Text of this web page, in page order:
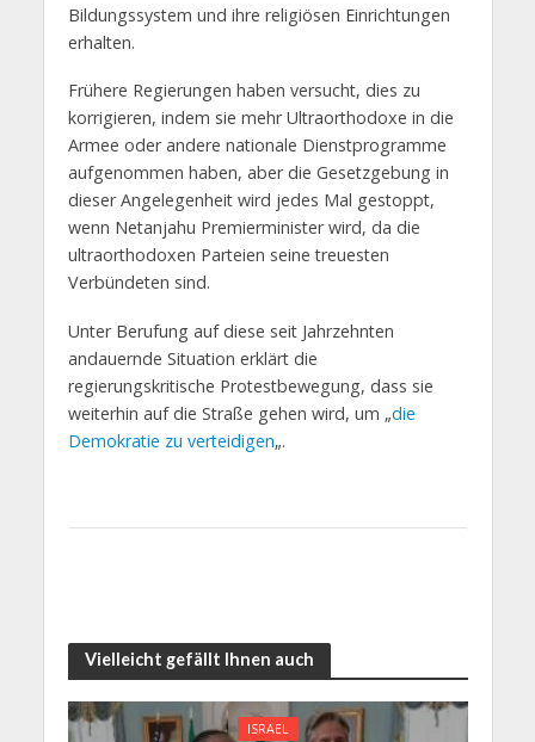
Bildungssystem und ihre religiösen Einrichtungen
erhalten.
Frühere Regierungen haben versucht, dies zu
korrigieren, indem sie mehr Ultraorthodoxe in die
Armee oder andere nationale Dienstprogramme
aufgenommen haben, aber die Gesetzgebung in
dieser Angelegenheit wird jedes Mal gestoppt,
wenn Netanjahu Premierminister wird, da die
ultraorthodoxen Parteien seine treuesten
Verbündeten sind.
Unter Berufung auf diese seit Jahrzehnten
andauernde Situation erklärt die
regierungskritische Protestbewegung, dass sie
weiterhin auf die Straße gehen wird, um „die
Demokratie zu verteidigen„.
Vielleicht gefällt Ihnen auch
ISRAEL